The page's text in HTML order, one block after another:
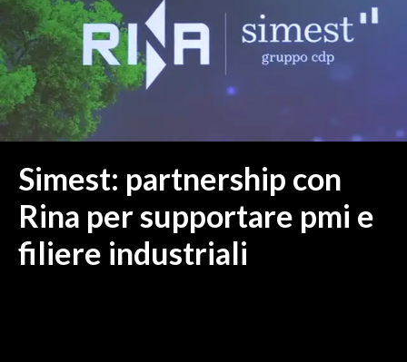
ORISTANO E PROVINCIA
SASSARI E PROVINCIA
GALLURA
NUORO E PROVINCIA
OGLIASTRA
ITALIA
MONDO
Simest: partnership con
Rina per supportare pmi e
filiere industriali